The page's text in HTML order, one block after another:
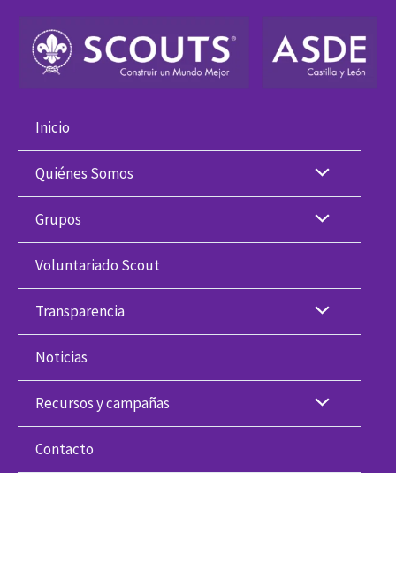
contenido
Inicio
Quiénes Somos
Grupos
Voluntariado Scout
Transparencia
Noticias
Recursos y campañas
Contacto